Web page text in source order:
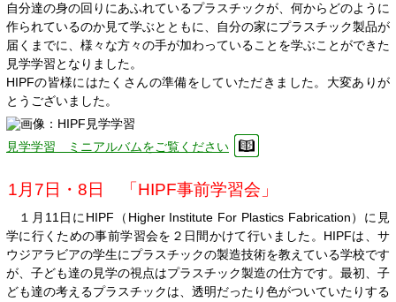
自分達の身の回りにあふれているプラスチックが、何からどのように
作られているのか見て学ぶとともに、自分の家にプラスチック製品が
届くまでに、様々な方々の手が加わっていることを学ぶことができた
見学学習となりました。
HIPFの皆様にはたくさんの準備をしていただきました。大変ありが
とうございました。
見学学習 ミニアルバムをご覧ください
1月7日・8日 「HIPF事前学習会」
１月11日にHIPF（Higher Institute For Plastics Fabrication）に見
学に行くための事前学習会を２日間かけて行いました。HIPFは、サ
ウジアラビアの学生にプラスチックの製造技術を教えている学校です
が、子ども達の見学の視点はプラスチック製造の仕方です。最初、子
ども達の考えるプラスチックは、透明だったり色がついていたりする